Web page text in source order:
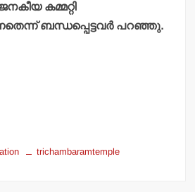
കമ്മറ്റി
ബന്ധപ്പെട്ടവര്‍ പറഞ്ഞു.
trichambaramtemple